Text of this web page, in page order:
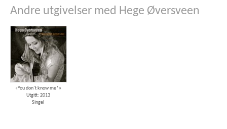
Andre utgivelser med Hege Øversveen
«You don`t know me*»
Utgitt: 2013
Singel